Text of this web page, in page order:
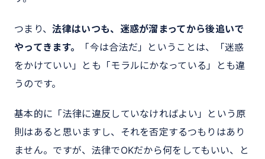
つまり、法律はいつも、迷惑が溜まってから後追いで
やってきます。
「今は合法だ」ということは、「迷惑
をかけていい」とも「モラルにかなっている」とも違
うのです。
基本的に「法律に違反していなければよい」という原
則はあると思いますし、それを否定するつもりはあり
ません。ですが、法律でOKだから何をしてもいい、と